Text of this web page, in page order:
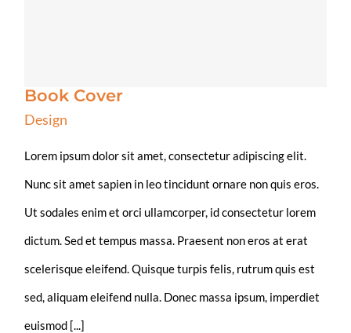
Book Cover
Design
Lorem ipsum dolor sit amet, consectetur adipiscing elit.
Nunc sit amet sapien in leo tincidunt ornare non quis eros.
Ut sodales enim et orci ullamcorper, id consectetur lorem
dictum. Sed et tempus massa. Praesent non eros at erat
scelerisque eleifend. Quisque turpis felis, rutrum quis est
sed, aliquam eleifend nulla. Donec massa ipsum, imperdiet
euismod [...]